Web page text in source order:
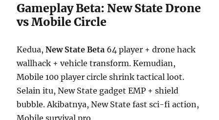
Gameplay Beta: New State Drone
vs Mobile Circle
Kedua,New State Beta 64 player + drone hack
wallhack + vehicle transform. Kemudian,
Mobile 100 player circle shrink tactical loot.
Selain itu, New State gadget EMP + shield
bubble. Akibatnya, New State fast sci-fi action,
Mobile survival pro.